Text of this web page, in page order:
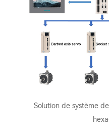
Solution de système